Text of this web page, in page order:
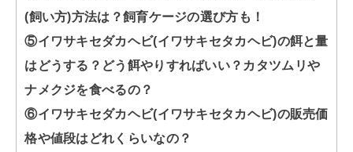
(飼い方)方法は？飼育ケージの選び方も！
⑤イワサキセダカヘビ(イワサキセタカヘビ)の餌と量
はどうする？どう餌やりすればいい？カタツムリや
ナメクジを食べるの？
⑥イワサキセダカヘビ(イワサキセタカヘビ)の販売価
格や値段はどれくらいなの？